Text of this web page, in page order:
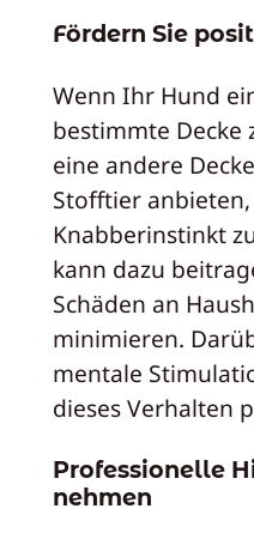
Fördern Sie
Wenn Ihr Hund
bestimmte Decke
eine andere
Stofftier
Knabberinstinkt
kann dazu
Schäden an
minimieren.
mentale
dieses Verhalten
Professionelle
nehmen